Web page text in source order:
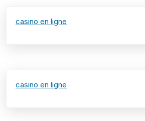
casino en ligne
casino en ligne